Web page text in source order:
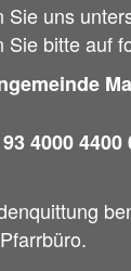
Sie uns
bitte auf
4000 4400